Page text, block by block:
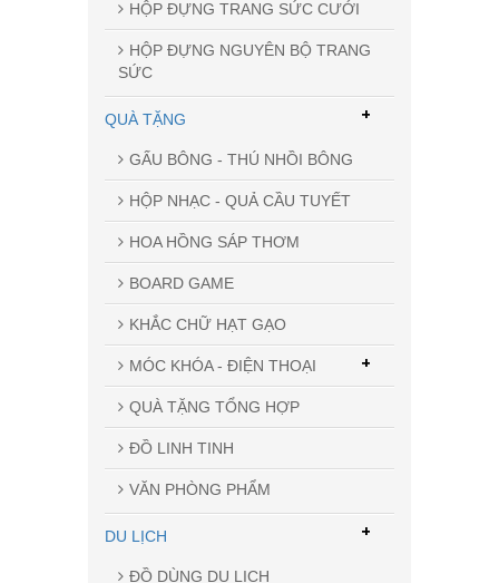
HỘP ĐỰNG TRANG SỨC CƯỚI
HỘP ĐỰNG NGUYÊN BỘ TRANG
SỨC
QUÀ TẶNG
GẤU BÔNG - THÚ NHỒI BÔNG
HỘP NHẠC - QUẢ CẦU TUYẾT
HOA HỒNG SÁP THƠM
BOARD GAME
KHẮC CHỮ HẠT GẠO
MÓC KHÓA - ĐIỆN THOẠI +
QUÀ TẶNG TỔNG HỢP
ĐỒ LINH TINH
VĂN PHÒNG PHẨM
+
DU LỊCH
ĐỒ DÙNG DU LỊCH
+